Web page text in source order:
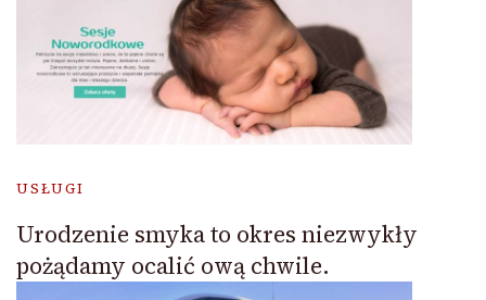
USŁUGI
Urodzenie smyka to okres niezwykły
pożądamy ocalić ową chwile.